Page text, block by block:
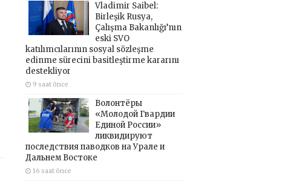
Vladimir Saibel:
Birleşik Rusya,
Çalışma Bakanlığı’nın
eski SVO
katılımcılarının sosyal sözleşme
edinme sürecini basitleştirme kararını
destekliyor
9 saat önce
Волонтёры
«Молодой Гвардии
Единой России»
ликвидируют
последствия паводков на Урале и
Дальнем Востоке
16 saat önce